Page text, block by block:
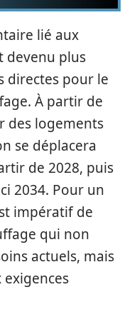
lié aux
devenu plus
directes pour le
À partir de
des logements
se déplacera
de 2028, puis
2034. Pour un
impératif de
qui non
actuels, mais